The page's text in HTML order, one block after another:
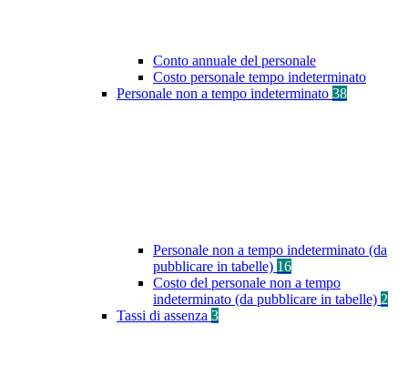
Conto annuale del personale
Costo personale tempo indeterminato
Personale non a tempo indeterminato 38
Personale non a tempo indeterminato (da
pubblicare in tabelle) 16
Costo del personale non a tempo
indeterminato (da pubblicare in tabelle) 2
Tassi di assenza 3